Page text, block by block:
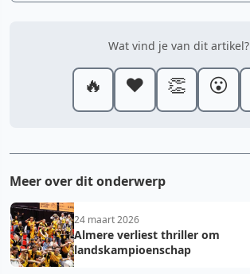
Wat vind je van dit artikel?
🔥 ❤️ 👏 😮
Meer over dit onderwerp
24 maart 2026
Almere verliest thriller om
landskampioenschap